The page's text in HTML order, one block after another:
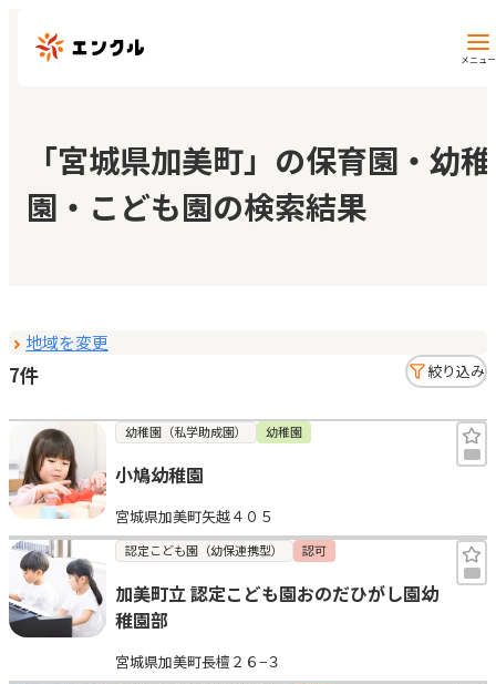
メニュー
保育園・幼稚園を探す
地図から探す
マイページ
お気に入り
見学日記
メッセージ
おすすめの園
「宮城県加美町」の保育園・幼稚
園・こども園の検索結果
地域を変更
7件 絞り込み
幼稚園（私学助成園） 幼稚園
小鳩幼稚園
宮城県加美町矢越４０５
認定こども園（幼保連携型） 認可
加美町立 認定こども園おのだひがし園幼
稚園部
宮城県加美町長檀２６−３